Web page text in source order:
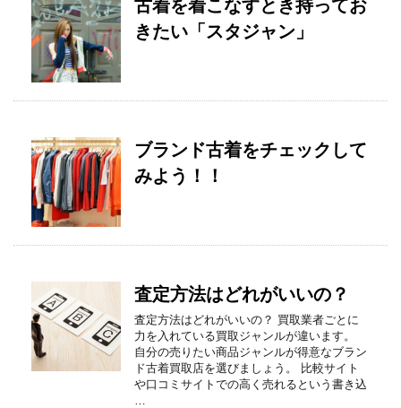
古着を着こなすとき持ってお
きたい「スタジャン」
ブランド古着をチェックして
みよう！！
査定方法はどれがいいの？
査定方法はどれがいいの？ 買取業者ごとに
力を入れている買取ジャンルが違います。
自分の売りたい商品ジャンルが得意なブラン
ド古着買取店を選びましょう。 比較サイト
や口コミサイトでの高く売れるという書き込
…